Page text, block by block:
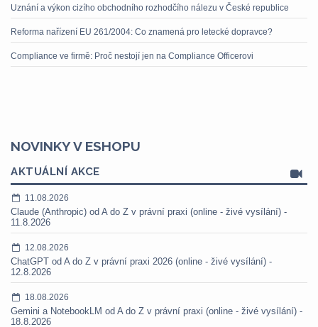
Uznání a výkon cizího obchodního rozhodčího nálezu v České republice
Reforma nařízení EU 261/2004: Co znamená pro letecké dopravce?
Compliance ve firmě: Proč nestojí jen na Compliance Officerovi
NOVINKY V ESHOPU
AKTUÁLNÍ AKCE
11.08.2026
Claude (Anthropic) od A do Z v právní praxi (online - živé vysílání) -
11.8.2026
12.08.2026
ChatGPT od A do Z v právní praxi 2026 (online - živé vysílání) -
12.8.2026
18.08.2026
Gemini a NotebookLM od A do Z v právní praxi (online - živé vysílání) -
18.8.2026